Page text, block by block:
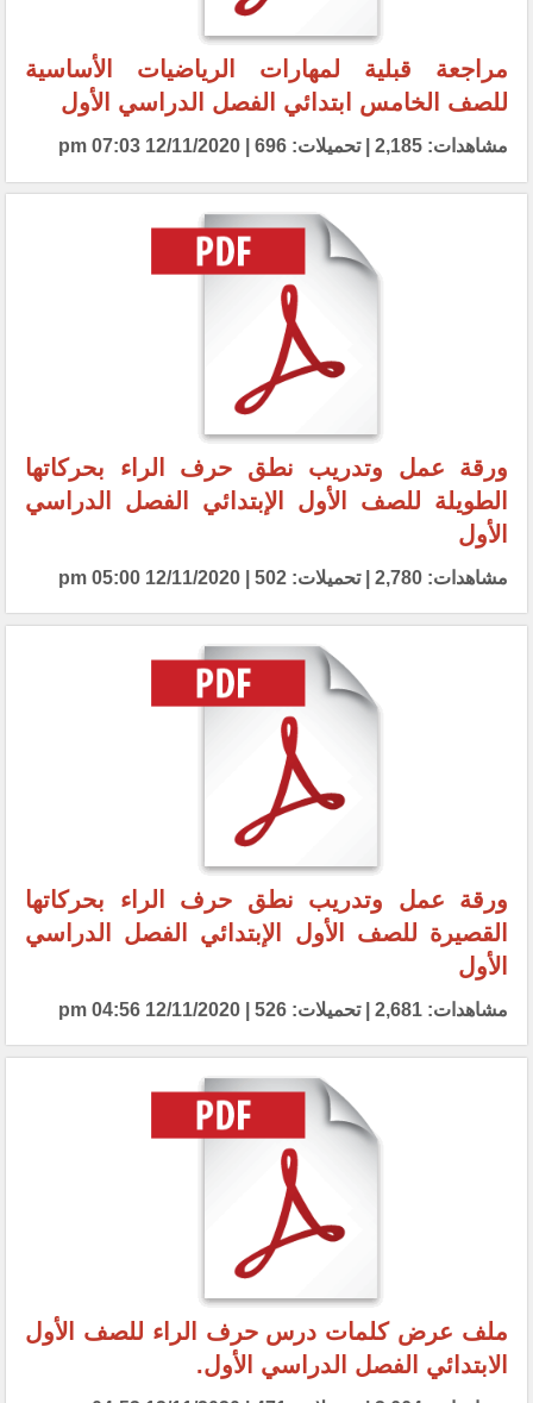
مراجعة قبلية لمهارات الرياضيات الأساسية
للصف الخامس ابتدائي الفصل الدراسي الأول
مشاهدات: 2,185 | تحميلات: 696 | 12/11/2020 07:03 pm
ورقة عمل وتدريب نطق حرف الراء بحركاتها
الطويلة للصف الأول الإبتدائي الفصل الدراسي
الأول
مشاهدات: 2,780 | تحميلات: 502 | 12/11/2020 05:00 pm
ورقة عمل وتدريب نطق حرف الراء بحركاتها
القصيرة للصف الأول الإبتدائي الفصل الدراسي
الأول
مشاهدات: 2,681 | تحميلات: 526 | 12/11/2020 04:56 pm
ملف عرض كلمات درس حرف الراء للصف الأول
الابتدائي الفصل الدراسي الأول.